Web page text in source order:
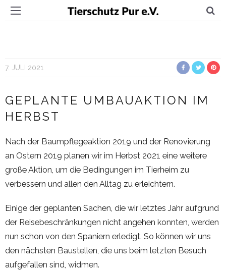
7. JULI 2021
GEPLANTE UMBAUAKTION IM
HERBST
Nach der Baumpflegeaktion 2019 und der Renovierung
an Ostern 2019 planen wir im Herbst 2021 eine weitere
große Aktion, um die Bedingungen im Tierheim zu
verbessern und allen den Alltag zu erleichtern.
Einige der geplanten Sachen, die wir letztes Jahr aufgrund
der Reisebeschränkungen nicht angehen konnten, werden
nun schon von den Spaniern erledigt. So können wir uns
den nächsten Baustellen, die uns beim letzten Besuch
aufgefallen sind, widmen.